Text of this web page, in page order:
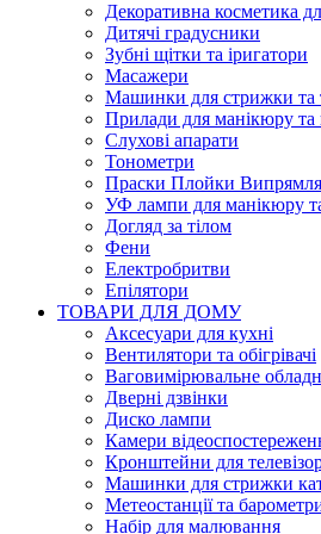
Декоративна косметика
Дитячі градусники
Зубні щітки та іригатори
Масажери
Машинки для стрижки та
Прилади для манікюру
Слухові апарати
Тонометри
Праски Плойки
УФ лампи для манікюру
Догляд за тілом
Фени
Електробритви
Епілятори
ТОВАРИ ДЛЯ ДОМУ
Аксесуари для кухні
Вентилятори та обігрівачі
Ваговимірювальне
Дверні дзвінки
Диско лампи
Камери
Кронштейни для
Машинки для стрижки
Метеостанції та
Набір для малювання